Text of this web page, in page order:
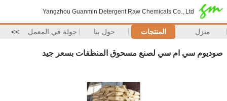
Yangzhou Guanmin Detergent Raw Chemicals Co., Ltd
منزل المنتجات حول بنا جولة في المعمل >>
صوديوم سي ام سي لصنع مسحوق المنظفات بسعر جيد